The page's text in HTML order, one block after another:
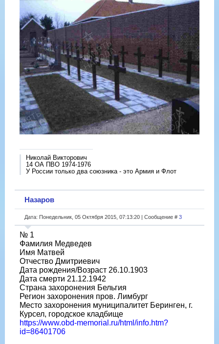
Николай Викторович
14 ОА ПВО 1974-1976
У России только два союзника - это Армия и Флот
Назаров
Дата: Понедельник, 05 Октября 2015, 07:13:20 | Сообщение # 3
№ 1
Фамилия Медведев
Имя Матвей
Отчество Дмитриевич
Дата рождения/Возраст 26.10.1903
Дата смерти 21.12.1942
Страна захоронения Бельгия
Регион захоронения пров. Лимбург
Место захоронения муниципалитет Беринген, г.
Курсел, городское кладбище
https://www.obd-memorial.ru/html/info.htm?
id=86401706